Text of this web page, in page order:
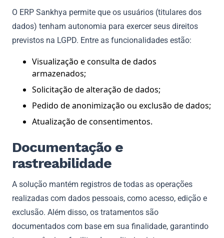
O ERP Sankhya permite que os usuários (titulares dos
dados) tenham autonomia para exercer seus direitos
previstos na LGPD. Entre as funcionalidades estão:
Visualização e consulta de dados
armazenados;
Solicitação de alteração de dados;
Pedido de anonimização ou exclusão de dados;
Atualização de consentimentos.
Documentação e
rastreabilidade
A solução mantém registros de todas as operações
realizadas com dados pessoais, como acesso, edição e
exclusão. Além disso, os tratamentos são
documentados com base em sua finalidade, garantindo